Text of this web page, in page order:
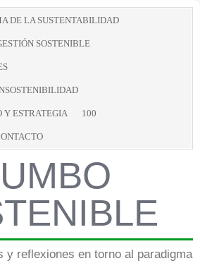
DE LA SUSTENTABILIDAD
SOSTENIBLE
Y ESTRATEGIA 100
y reflexiones en torno al paradigma